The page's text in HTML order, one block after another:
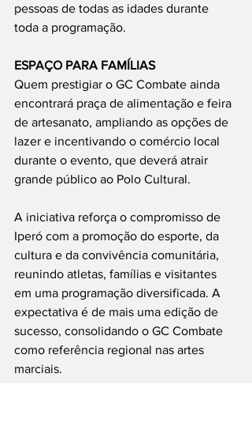
pessoas de todas as idades durante
toda a programação.
ESPAÇO PARA FAMÍLIAS
Quem prestigiar o GC Combate ainda
encontrará praça de alimentação e feira
de artesanato, ampliando as opções de
lazer e incentivando o comércio local
durante o evento, que deverá atrair
grande público ao Polo Cultural.
A iniciativa reforça o compromisso de
Iperó com a promoção do esporte, da
cultura e da convivência comunitária,
reunindo atletas, famílias e visitantes
em uma programação diversificada. A
expectativa é de mais uma edição de
sucesso, consolidando o GC Combate
como referência regional nas artes
marciais.